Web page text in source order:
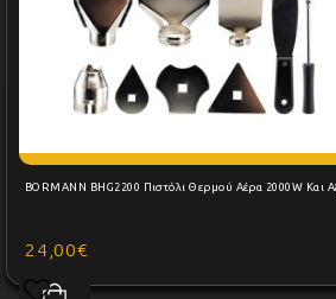
BORMANN BHG2200 Πιστόλι Θερμού Αέρα 2000W Και
24,00€